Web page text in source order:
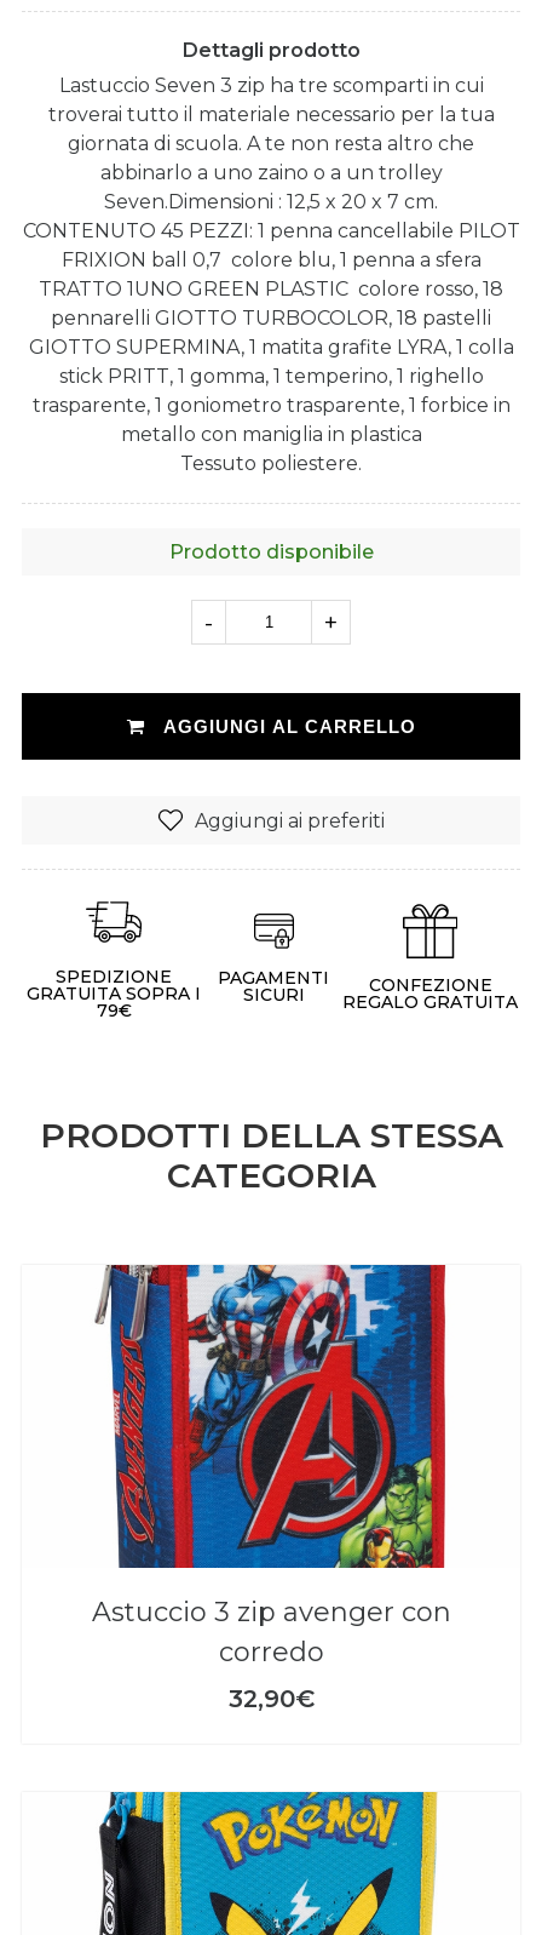
Dettagli prodotto
Lastuccio Seven 3 zip ha tre scomparti in cui
troverai tutto il materiale necessario per la tua
giornata di scuola. A te non resta altro che
abbinarlo a uno zaino o a un trolley
Seven.Dimensioni : 12,5 x 20 x 7 cm.
CONTENUTO 45 PEZZI: 1 penna cancellabile PILOT
FRIXION ball 0,7  colore blu, 1 penna a sfera
TRATTO 1UNO GREEN PLASTIC  colore rosso, 18
pennarelli GIOTTO TURBOCOLOR, 18 pastelli
GIOTTO SUPERMINA, 1 matita grafite LYRA, 1 colla
stick PRITT, 1 gomma, 1 temperino, 1 righello
trasparente, 1 goniometro trasparente, 1 forbice in
metallo con maniglia in plastica
Tessuto poliestere.
Prodotto disponibile
- +
AGGIUNGI AL CARRELLO
Aggiungi ai preferiti
SPEDIZIONE
GRATUITA SOPRA I
79€
PAGAMENTI
SICURI CONFEZIONE
REGALO GRATUITA
PRODOTTI DELLA STESSA
CATEGORIA
astuccio 3 zip avenger con
corredo
32,90€